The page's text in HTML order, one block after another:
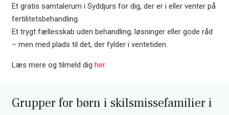
Et gratis samtalerum i Syddjurs for dig, der er i eller venter på
fertilitetsbehandling.
Et trygt fællesskab uden behandling, løsninger eller gode råd
– men med plads til det, der fylder i ventetiden.
Læs mere og tilmeld dig her.
Grupper for børn i skilsmissefamilier i